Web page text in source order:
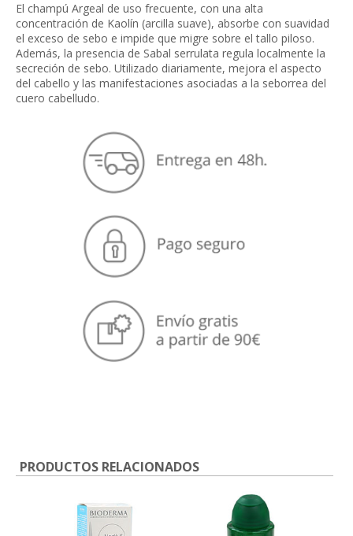
El champú Argeal de uso frecuente, con una alta
concentración de Kaolín (arcilla suave), absorbe con suavidad
el exceso de sebo e impide que migre sobre el tallo piloso.
Además, la presencia de Sabal serrulata regula localmente la
secreción de sebo. Utilizado diariamente, mejora el aspecto
del cabello y las manifestaciones asociadas a la seborrea del
cuero cabelludo.
PRODUCTOS RELACIONADOS